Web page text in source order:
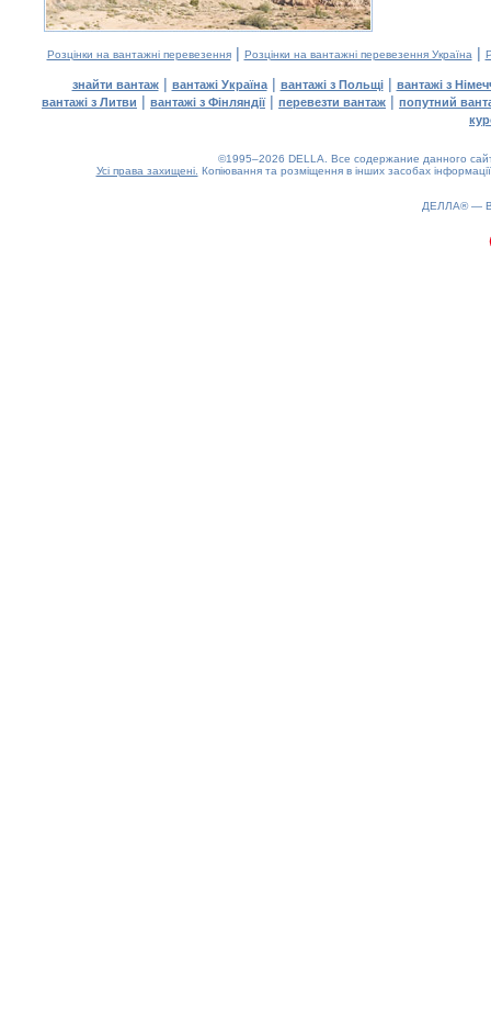
Розцінки на вантажні перевезення| Розцінки на вантажні перевезення Україна |
знайти вантаж| вантажі Україна| вантажі з Польщі| вантажі з
вантажі з Литви | вантажі з Фінляндії| перевезти вантаж | попутний
©1995–2026 DELLA. Все содержание данного
Усі права захищені. Копіювання та розміщення в інших засобах
ДЕЛЛА® —